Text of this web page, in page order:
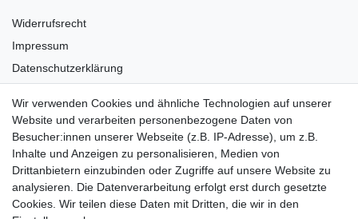
Widerrufsrecht
Impressum
Datenschutzerklärung
Versandkosten
Barrierefreiheit
Anleitungen
Vertrag widerrufen
Wir verwenden Cookies und ähnliche Technologien auf unserer
Website und verarbeiten personenbezogene Daten von
Besucher:innen unserer Webseite (z.B. IP-Adresse), um z.B.
Inhalte und Anzeigen zu personalisieren, Medien von
Drittanbietern einzubinden oder Zugriffe auf unsere Website zu
analysieren. Die Datenverarbeitung erfolgt erst durch gesetzte
Cookies. Wir teilen diese Daten mit Dritten, die wir in den